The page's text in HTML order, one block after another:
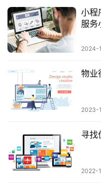
小程
服务
2024-
物业
2023-
寻找
2022-